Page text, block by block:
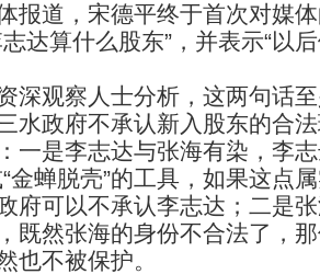
报道，宋德平终于首次对媒
志达算什么股东”，并表示“以
观察人士分析，这两句话至
水政府不承认新入股东的合
一是李志达与张海有染，李
“金蝉脱壳”的工具，如果这点
府可以不承认李志达；二是
既然张海的身份不合法了，
也不被保护。